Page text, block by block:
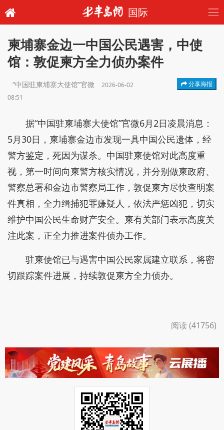
国际
柬埔寨金边一中国公民遇害，中使
馆：敦促柬方全力侦办案件
“中国驻柬埔寨大使馆”官微
2026-06-02
08:51
分享海报
据“中国驻柬埔寨大使馆”官微6月2日凌晨消息：
5月30日，柬埔寨金边市发现一具中国公民遗体，经
警方鉴定，死因为谋杀。中国驻柬使馆对此高度重
视，第一时间向柬警方核实情况，并分别做柬政府、
警察总署和金边市警察局工作，敦促柬方尽快查明案
件真相，全力缉捕犯罪嫌疑人，依法严惩凶犯，切实
维护中国公民生命财产安全。柬有关部门表示高度关
注此案，正全力推进案件侦办工作。
驻柬使馆已与遇害中国公民家属建立联系，将密
切跟踪案件进展，持续敦促柬方全力侦办。
阅读 (41756)